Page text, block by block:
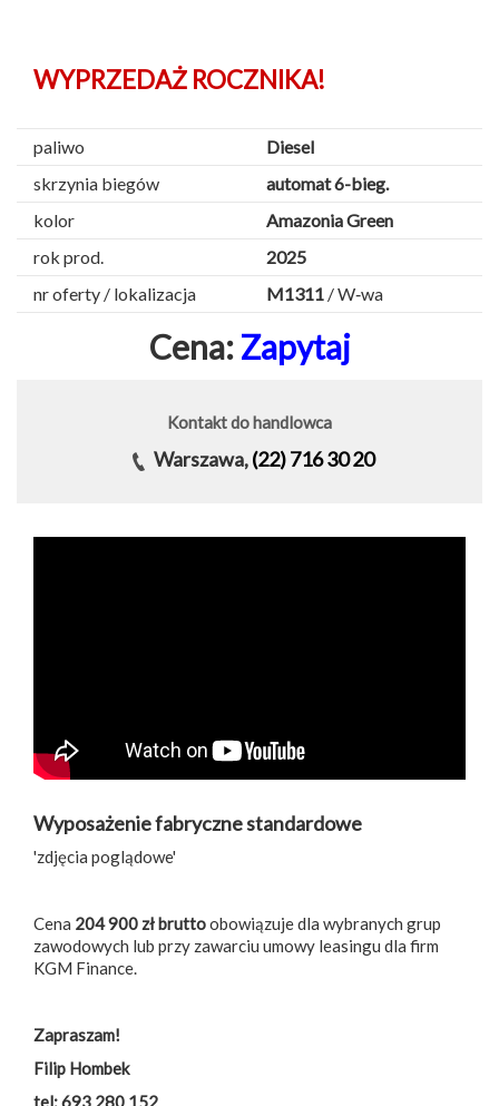
WYPRZEDAŻ ROCZNIKA!
paliwo
Diesel
skrzynia biegów
automat 6-bieg.
kolor
Amazonia Green
rok prod.
2025
nr oferty / lokalizacja
M1311 / W‑wa
Cena:Zapytaj
Kontakt do handlowca
Warszawa,(22) 716 30 20
Wyposażenie fabryczne standardowe
'zdjęcia poglądowe'
Cena 204 900 zł bruttoobowiązuje dla wybranych grup
zawodowych lub przy zawarciu umowy leasingu dla firm
KGM Finance.
Zapraszam!
Filip Hombek
tel: 693 280 152